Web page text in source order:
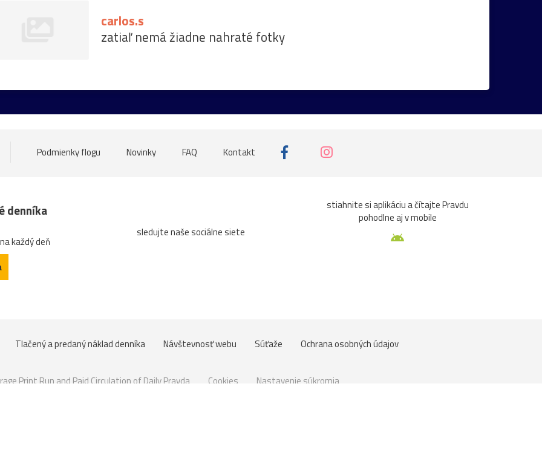
carlos.s
zatiaľ nemá žiadne nahraté fotky
Podmienky flogu Novinky FAQ Kontakt
denníka
každý deň
sledujte naše sociálne siete
stiahnite si aplikáciu a čítajte Pravdu
pohodlne aj v mobile
Tlačený a predaný náklad denníka Návštevnosť webu Súťaže Ochrana osobných údajov
Print Run and Paid Circulation of Daily Pravda Cookies Nastavenie súkromia